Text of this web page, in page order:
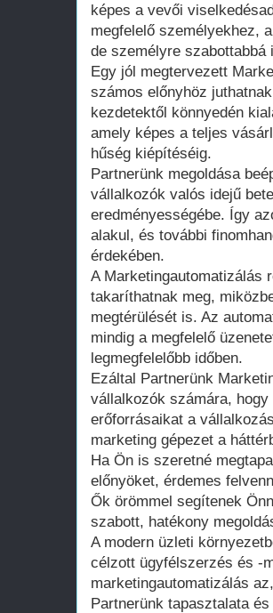
képes a vevői
megfelelő személyekhez,
de személyre
Egy jól megtervezett
számos előnyhöz
kezdetektől könnyedén
amely képes a teljes
hűség kiépítéséig.
Partnerünk megoldása
vállalkozók valós idejű
eredményességébe. Így
alakul, és további
érdekében.
A Marketingautomatizálás
takaríthatnak meg,
megtérülését is. Az
mindig a megfelelő
legmegfelelőbb időben.
Ezáltal Partnerünk
vállalkozók számára,
erőforrásaikat a
marketing gépezet a
Ha Ön is szeretné
előnyöket, érdemes
Ők örömmel segítenek
szabott, hatékony
A modern üzleti
célzott ügyfélszerzés és -
marketingautomatizálás
Partnerünk tapasztalata